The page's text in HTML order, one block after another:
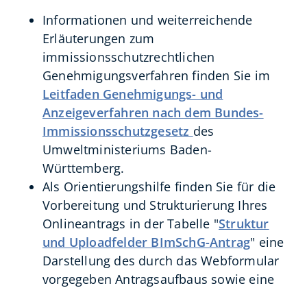
Informationen und weiterreichende
Erläuterungen zum
immissionsschutzrechtlichen
Genehmigungsverfahren finden Sie im
Leitfaden Genehmigungs- und
Anzeigeverfahren nach dem Bundes-
Immissionsschutzgesetz des
Umweltministeriums Baden-
Württemberg.
Als Orientierungshilfe finden Sie für die
Vorbereitung und Strukturierung Ihres
Onlineantrags in der Tabelle "Struktur
und Uploadfelder BImSchG-Antrag" eine
Darstellung des durch das Webformular
vorgegeben Antragsaufbaus sowie eine